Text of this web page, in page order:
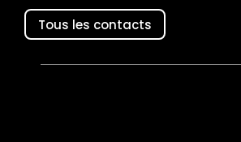
Tous les contacts